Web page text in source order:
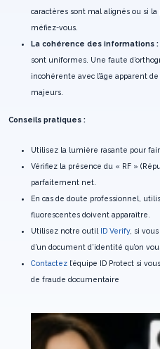
caractères sont mal alignés ou si
méfiez-vous.
La cohérence des informations :
sont uniformes. Une faute
incohérente avec l’âge apparent
majeurs.
Conseils pratiques :
Utilisez la lumière rasante pour
Vérifiez la présence du « RF »
parfaitement net.
En cas de doute professionnel,
fluorescentes doivent apparaître.
Utilisez notre outil ID Verify, si
d’un document d’identité qu’on
Contactez l’équipe ID Protect si
de fraude documentaire